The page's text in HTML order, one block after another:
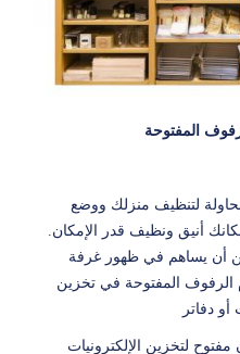
المفتوحة
لتنظيف منزلك ووضع
أنيق ونظيف قدر الإمكان.
أن يساهم في ظهور غرفة
الرفوف المفتوحة في تخزين
دفاتر
لتخزين الإلكترونيات